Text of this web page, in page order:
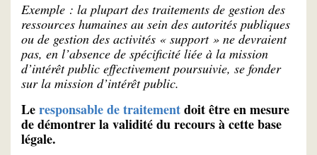
Exemple : la plupart des traitements de gestion des
ressources humaines au sein des autorités publiques
ou de gestion des activités « support » ne devraient
pas, en l’absence de spécificité liée à la mission
d’intérêt public effectivement poursuivie, se fonder
sur la mission d’intérêt public.
Leresponsable de traitementdoit être en mesure
de démontrer la validité du recours à cette base
légale.